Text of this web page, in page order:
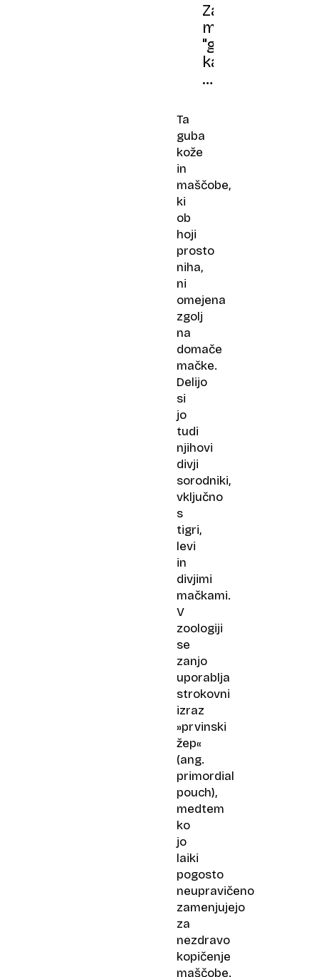
Zakaj
mačke
"gnetejo":
kaj
vam
sporočajo
je
Ta
guba
kože
in
maščobe,
ki
ob
hoji
prosto
niha,
ni
omejena
zgolj
na
domače
mačke.
Delijo
si
jo
tudi
njihovi
divji
sorodniki,
vključno
s
tigri,
levi
in
divjimi
mačkami.
V
zoologiji
se
zanjo
uporablja
strokovni
izraz
»prvinski
žep«
(ang.
primordial
pouch),
medtem
ko
jo
laiki
pogosto
neupravičeno
zamenjujejo
za
nezdravo
kopičenje
maščobe.